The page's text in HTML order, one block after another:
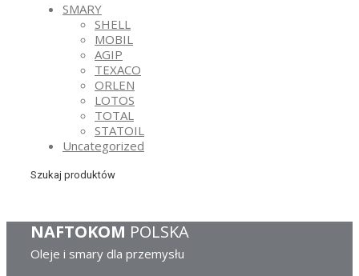
SMARY
SHELL
MOBIL
AGIP
TEXACO
ORLEN
LOTOS
TOTAL
STATOIL
Uncategorized
Szukaj produktów
NAFTOKOM POLSKA
Oleje i smary dla przemysłu